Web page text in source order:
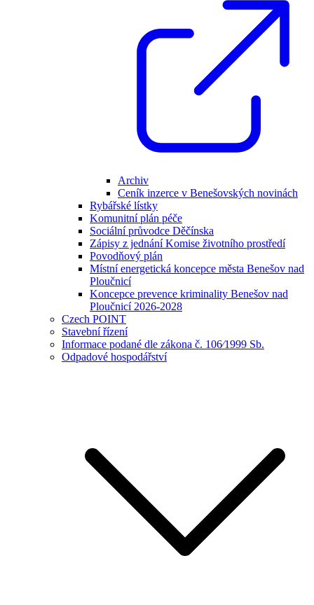
Archiv
Ceník inzerce v Benešovských novinách
Rybářské lístky
Komunitní plán péče
Sociální průvodce Děčínska
Zápisy z jednání Komise životního prostředí
Povodňový plán
Místní energetická koncepce města Benešov nad
Ploučnicí
Koncepce prevence kriminality Benešov nad
Ploučnicí 2026-2028
Czech POINT
Stavební řízení
Informace podané dle zákona č. 106⁄1999 Sb.
Odpadové hospodářství